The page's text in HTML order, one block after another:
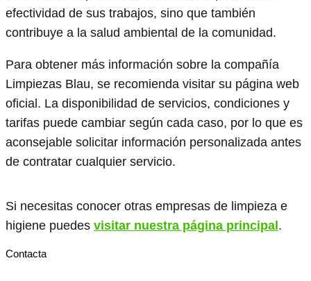
efectividad de sus trabajos, sino que también
contribuye a la salud ambiental de la comunidad.
Para obtener más información sobre la compañía
Limpiezas Blau, se recomienda visitar su página web
oficial. La disponibilidad de servicios, condiciones y
tarifas puede cambiar según cada caso, por lo que es
aconsejable solicitar información personalizada antes
de contratar cualquier servicio.
Si necesitas conocer otras empresas de limpieza e
higiene puedes visitar nuestra página principal .
Contacta